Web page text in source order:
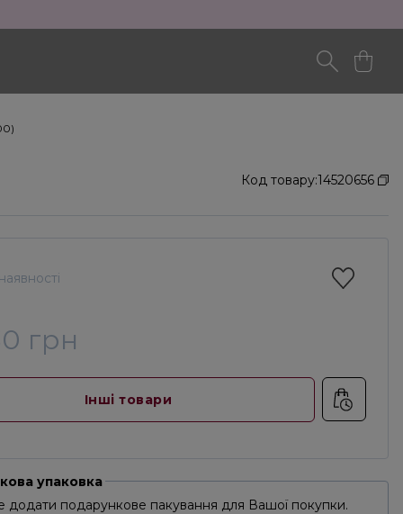
Код товару:14520656
грн
Інші товари
упаковка
додати подарункове пакування для Вашої покупки.